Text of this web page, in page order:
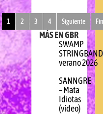
1 2 3 4 Siguiente
MÁS EN GBR
SWAMP
STRINGBAND
verano 2026
SANNGRE
– Mata
Idiotas
(vídeo)